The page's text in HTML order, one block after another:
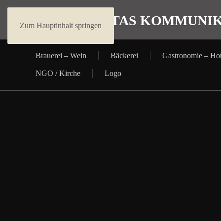
Zum Hauptinhalt springen
Brauerei – Wein Bäckerei Gastronomie –
NGO / Kirche Logo